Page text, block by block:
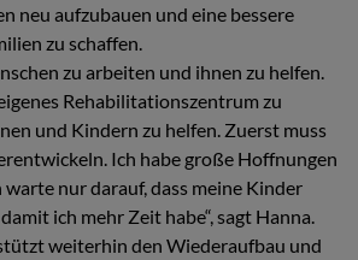
neu aufzubauen und eine bessere
zu schaffen.
zu arbeiten und ihnen zu helfen.
Rehabilitationszentrum zu
und Kindern zu helfen. Zuerst muss
Ich habe große Hoffnungen
nur darauf, dass meine Kinder
ich mehr Zeit habe“, sagt Hanna.
weiterhin den Wiederaufbau und